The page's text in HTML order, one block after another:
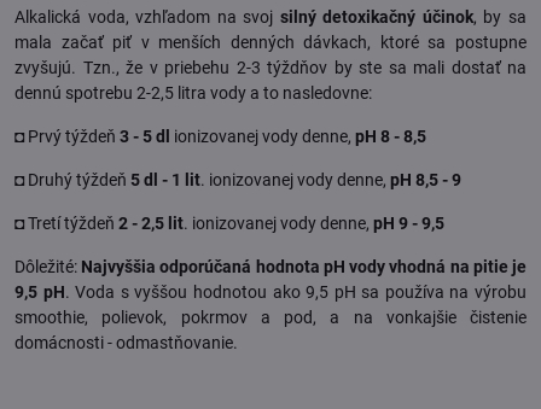
Alkalická voda, vzhľadom na svoj silný detoxikačný účinok, by sa
mala začať piť v menších denných dávkach, ktoré sa postupne
zvyšujú. Tzn., že v priebehu 2-3 týždňov by ste sa mali dostať na
dennú spotrebu 2-2,5 litra vody a to nasledovne:
◘ Prvý týždeň 3 - 5 dl ionizovanej vody denne, pH 8 - 8,5
◘ Druhý týždeň 5 dl - 1 lit. ionizovanej vody denne, pH 8,5 - 9
◘ Tretí týždeň 2 - 2,5 lit. ionizovanej vody denne, pH 9 - 9,5
Dôležité: Najvyššia odporúčaná hodnota pH vody vhodná na pitie je
9,5 pH. Voda s vyššou hodnotou ako 9,5 pH sa používa na výrobu
smoothie, polievok, pokrmov a pod, a na vonkajšie čistenie
domácnosti - odmastňovanie.